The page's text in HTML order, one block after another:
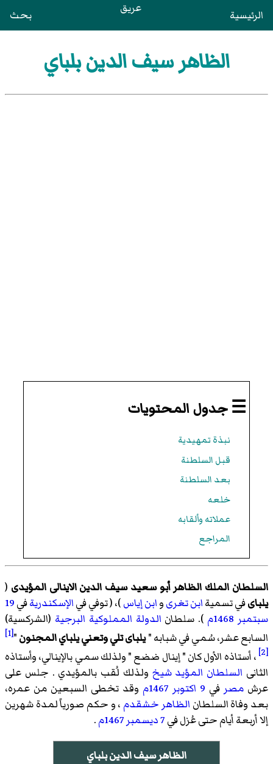
الرئيسية عريق بحث
الظاهر سيف الدين بلباي
☰ جدول المحتويات
نبذة تمهيدية
قبل السلطنة
بعد السلطنة
خلعه
عملاته وألقابه
المراجع
السلطان الملك الظاهر أبو سعيد سيف الدين الاينالى المؤيدى (
يلباىفي تسميةابن تغرىوابن إياس)، ( توفي فيالإسكندريةفي19
سبتمبر 1468م ). سلطان الدولة المملوكية البرجية (الشركسية)
السابع عشر، سُمي في شبابه "يلباى تلي وتعني يلباي المجنون"
[1]
[2]
، أستاذه الأول كان " إينال ضضع " ولذلك سمي بالإينالي، وأستاذه
الثانى السلطان المؤيد شيخ ولذلك لُقب بالمؤيدي . جلس على
عرش مصر في 9 اكتوبر 1467م
وقد تخطى السبعين من عمره،
بعد وفاة السلطان الظاهر خشقدم ، و حكم صورياً لمدة شهرين
إلا أربعة أيام حتى عُزل في7 ديسمبر 1467م .
الظاهر سيف الدين بلباي